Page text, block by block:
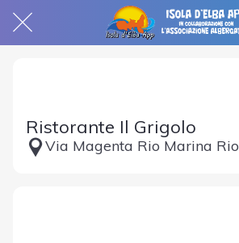
Ristorante Il Grigolo
Via Magenta Rio Marina Rio